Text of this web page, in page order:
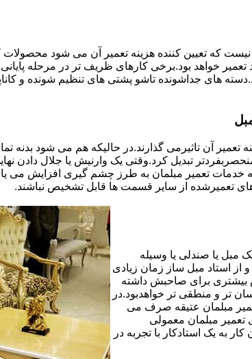
نیست که تعیین کننده هزینه تعمیر آن می شود
های جداشونده تاشو پشتی های تنظیم شونده و
تعمیر آن تاثیرمی گذارند.در حالیکه هم می شود بدنه
تبدیل کرد.وقتی یک وارنیش یا جلال
خدمات تعمیر مبلمان به طرز چشم گیری افزایش می
تعمیرشده از سایر قسمت ها قابل تشخیص نباشند.
مبل یا صندلی یا وسیله
از استاد مبل ساز زمان زیادی
بیشتری برای صاحبش داشته
تر و منطقی تر خواهدبود.در
مبلمان عتیقه صرف می
تعمیر مبلمان معمولی
یک استادکار با تجربه در